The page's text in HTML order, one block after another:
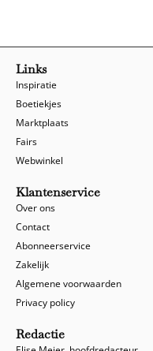
Links
Inspiratie
Boetiekjes
Marktplaats
Fairs
Webwinkel
Klantenservice
Over ons
Contact
Abonneerservice
Zakelijk
Algemene voorwaarden
Privacy policy
Redactie